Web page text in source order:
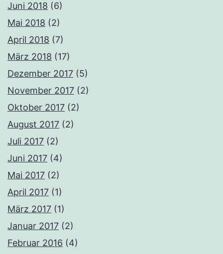
Juni 2018 (6)
Mai 2018 (2)
April 2018 (7)
März 2018 (17)
Dezember 2017 (5)
November 2017 (2)
Oktober 2017 (2)
August 2017 (2)
Juli 2017 (2)
Juni 2017 (4)
Mai 2017 (2)
April 2017 (1)
März 2017 (1)
Januar 2017 (2)
Februar 2016 (4)